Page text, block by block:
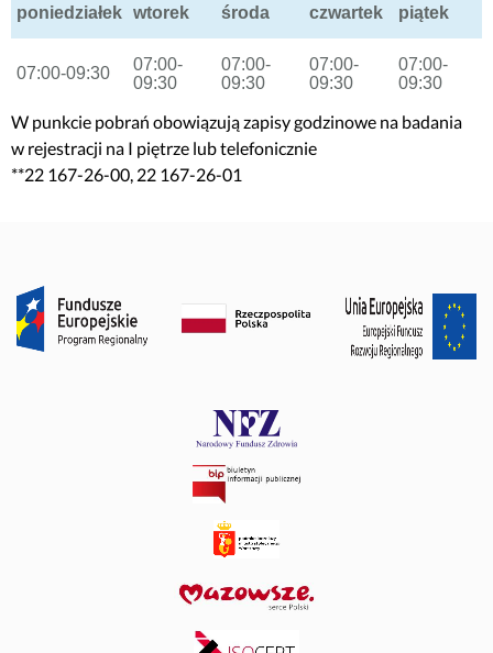
poniedziałek wtorek środa czwartek piątek
07:00-09:30
07:00-
09:30
07:00-
09:30
07:00-
09:30
07:00-
09:30
W punkcie pobrań obowiązują zapisy godzinowe na badania
w rejestracji na I piętrze lub telefonicznie
**22 167-26-00, 22 167-26-01